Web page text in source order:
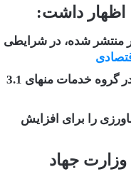
منتشر شده، در شرایطی
در بخش صنعت و معدن منهای 0.7 و در گروه خدمات منهای 3.1
را برای افزایش
جهاد